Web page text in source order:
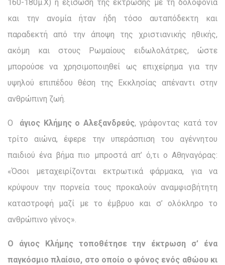
160-180μ.Χ) η εξίσωση της έκτρωσης με τη δολοφονία
και την ανομία ήταν ήδη τόσο αυταπόδεκτη και
παραδεκτή από την άποψη της χριστιανι­κής ηθικής,
ακόμη και στους Ρωμαίους ειδωλολάτρες, ώστε
μπορούσε να χρησιμοποιηθεί ως επιχείρημα για την
υψηλού επιπέδου θέση της Εκκλησίας απέναντι στην
ανθρώπινη ζωή.
Ο άγιος Κλήμης ο Αλεξανδρεύς, γράφοντας κατά τον
τρίτο αιώνα, έφερε την υπεράσπιση του αγέννητου
παιδιού ένα βήμα πιο μπροστά απ’ ό,τι ο Αθηναγόρας:
«Όσοι μεταχειρίζονται εκτρωτικά φάρμακα, για να
κρύψουν την πορνεία τους προκαλούν αναμφισβήτητη
καταστροφή μαζί με το έμβρυο και σ’ ολόκληρο το
ανθρώπινο γένος».
Ο άγιος Κλήμης τοποθέτησε την έκτρωση σ’ ένα
παγκόσμιο πλαίσιο, στο οποίο ο φόνος ενός αθώου κι